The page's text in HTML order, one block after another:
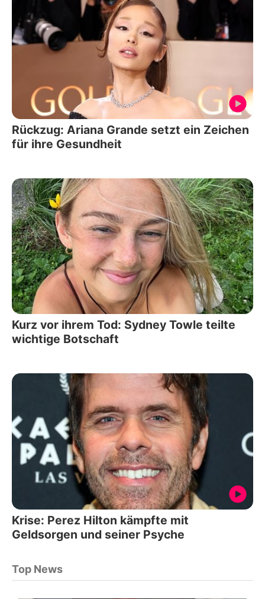
Rückzug: Ariana Grande setzt ein Zeichen
für ihre Gesundheit
Kurz vor ihrem Tod: Sydney Towle teilte
wichtige Botschaft
Krise: Perez Hilton kämpfte mit
Geldsorgen und seiner Psyche
Top News